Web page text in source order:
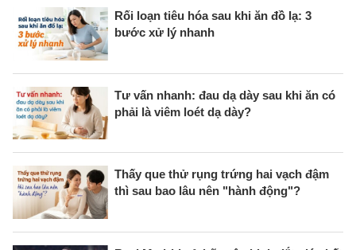
Rối loạn tiêu hóa sau khi ăn đồ lạ: 3
bước xử lý nhanh
Tư vấn nhanh: đau dạ dày sau khi ăn có
phải là viêm loét dạ dày?
Thấy que thử rụng trứng hai vạch đậm
thì sau bao lâu nên "hành động"?